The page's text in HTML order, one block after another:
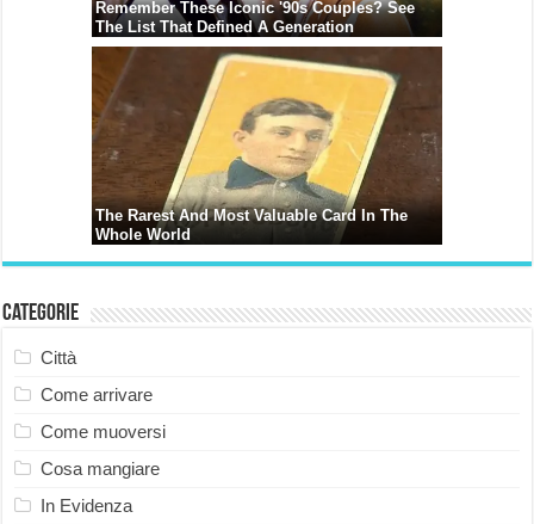
Categorie
Città
Come arrivare
Come muoversi
Cosa mangiare
In Evidenza